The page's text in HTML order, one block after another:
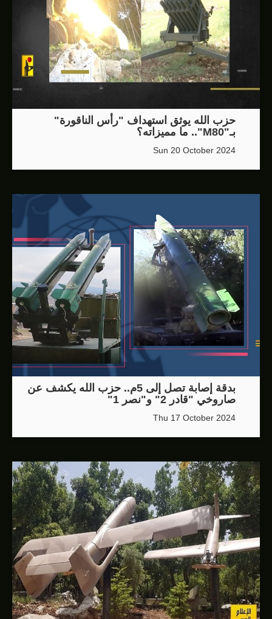
حزب الله يوثق استهداف "رأس الناقورة"
بـ"M80".. ما مميزاته؟
Sun 20 October 2024
بدقة إصابة تصل إلى 5م.. حزب الله يكشف عن
صاروخي "قادر 2" و"نصر 1"
Thu 17 October 2024